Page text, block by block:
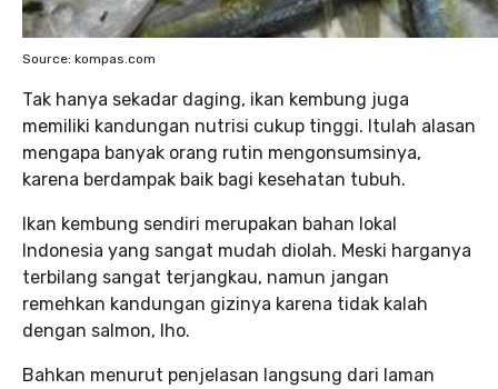
Source: kompas.com
Tak hanya sekadar daging, ikan kembung juga
memiliki kandungan nutrisi cukup tinggi. Itulah alasan
mengapa banyak orang rutin mengonsumsinya,
karena berdampak baik bagi kesehatan tubuh.
Ikan kembung sendiri merupakan bahan lokal
Indonesia yang sangat mudah diolah. Meski harganya
terbilang sangat terjangkau, namun jangan
remehkan kandungan gizinya karena tidak kalah
dengan salmon, lho.
Bahkan menurut penjelasan langsung dari laman